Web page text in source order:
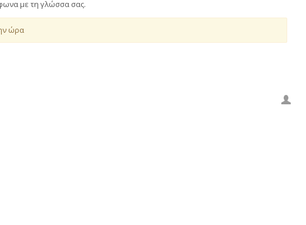
με τη γλώσσα σας.
ώρα